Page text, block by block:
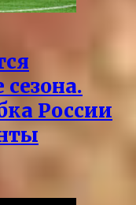
сезона.
России